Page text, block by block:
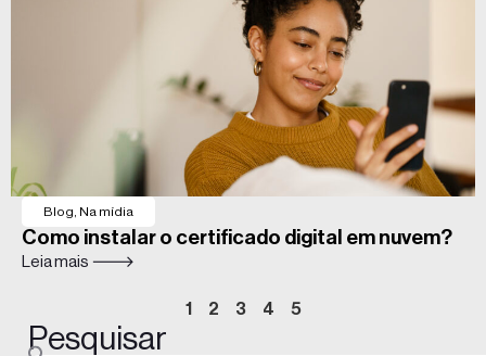
Blog Na mídia
Como instalar o certificado digital em nuvem?
Leia mais 🡒
1 2 3 4 5
Pesquisar